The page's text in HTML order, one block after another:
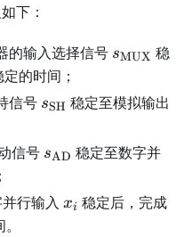
下：
的输入选择信号 sMUX 稳
定的时间；
信号 s_{\mathrm{SH}}
sSH 稳定至模拟输出
信号 sAD 稳定至数字并
行输入 x_i
xi 稳定后，完成